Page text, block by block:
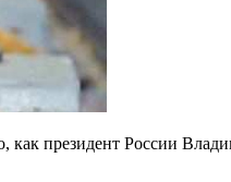
как президент России